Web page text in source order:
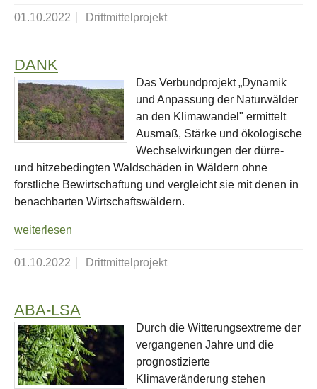
01.10.2022 Drittmittelprojekt
DANK
Das Verbundprojekt „Dynamik
und Anpassung der Naturwälder
an den Klimawandel" ermittelt
Ausmaß, Stärke und ökologische
Wechselwirkungen der dürre-
und hitzebedingten Waldschäden in Wäldern ohne
forstliche Bewirtschaftung und vergleicht sie mit denen in
benachbarten Wirtschaftswäldern.
weiterlesen
01.10.2022 Drittmittelprojekt
ABA-LSA
Durch die Witterungsextreme der
vergangenen Jahre und die
prognostizierte
Klimaveränderung stehen